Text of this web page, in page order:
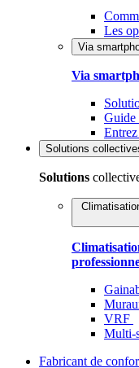
Les
Via
Via
Guide
Solutions
Solutions
VRF
Multi-
Fabricant de